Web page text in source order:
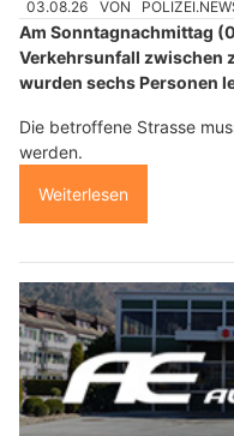
03.08.26 VON
Am Sonntagnachmittag
Die betroffene Strasse
werden.
Weiterlesen